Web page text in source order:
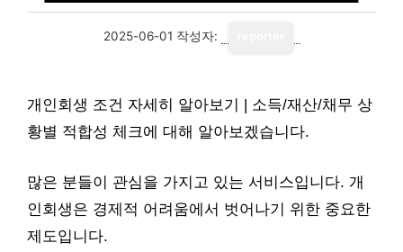
2025-06-01 작성자:
개인회생 조건 자세히 알아보기 | 소득/재산/채무 상
황별 적합성 체크에 대해 알아보겠습니다.
많은 분들이 관심을 가지고 있는 서비스입니다. 개
인회생은 경제적 어려움에서 벗어나기 위한 중요한
제도입니다.